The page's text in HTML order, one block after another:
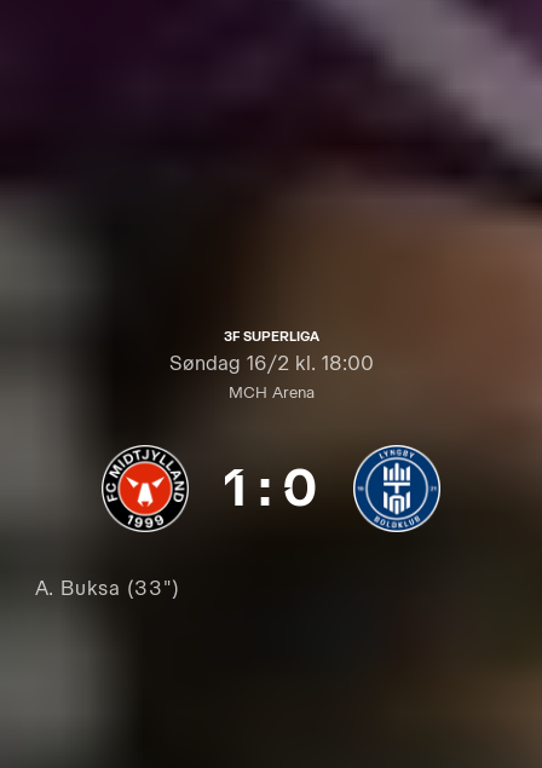
3F SUPERLIGA
Søndag 16/2 kl. 18:00
MCH Arena
A. Buksa (33")
1 : 0